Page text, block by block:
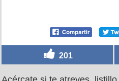
201